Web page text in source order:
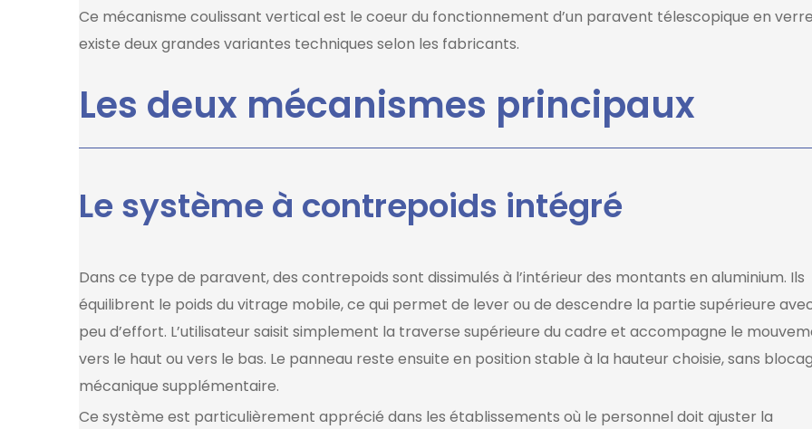
Ce mécanisme coulissant vertical est le coeur du fonctionnement d’un paravent télescopique en
existe deux grandes variantes techniques selon les fabricants.
Les deux mécanismes principaux
Le système à contrepoids intégré
Dans ce type de paravent, des contrepoids sont dissimulés à l’intérieur des montants en aluminium. Ils
équilibrent le poids du vitrage mobile, ce qui permet de lever ou de descendre la partie supérieure
peu d’effort. L’utilisateur saisit simplement la traverse supérieure du cadre et accompagne le
vers le haut ou vers le bas. Le panneau reste ensuite en position stable à la hauteur choisie, sans
mécanique supplémentaire.
Ce système est particulièrement apprécié dans les établissements où le personnel doit ajuster la